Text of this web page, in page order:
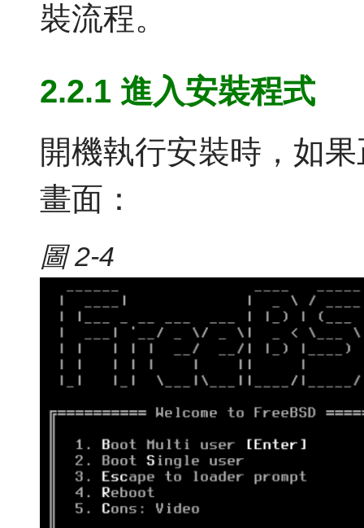
裝流程。
2.2.1 進入安裝程式
開機執行安裝時，如
畫面：
圖 2-4